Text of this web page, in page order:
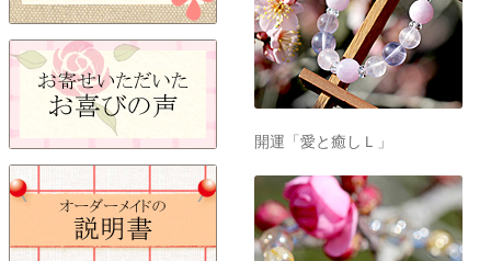
開運「愛と癒しＬ」